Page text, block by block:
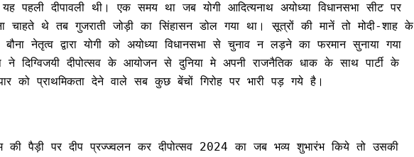
पहली दीपावली थी। एक समय था जब योगी आदित्यनाथ अयोध्या विधानसभा सीट पर
चाहते थे तब गुजराती जोड़ी का सिंहासन डोल गया था। सूत्रों की मानें तो मोदी-शाह के
बौना नेतृत्व द्वारा योगी को अयोध्या विधानसभा से चुनाव न लड़ने का फरमान सुनाया गया
ने दिग्विजयी दीपोत्सव के आयोजन से दुनिया मे अपनी राजनैतिक धाक के साथ पार्टी के
को प्राथमिकता देने वाले सब कुछ बेंचों गिरोह पर भारी पड़ गये है।
की पैड़ी पर दीप प्रज्ज्वलन कर दीपोत्सव 2024 का जब भव्य शुभारंभ किये तो उसकी